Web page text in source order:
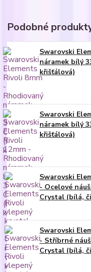
Podobné
Swarovski
náramek bílý
křišťálová)
Swarovski
náramek bílý
křišťálová)
Swarovski
- Ocelové
Crystal (bílá,
Swarovski
- Stříbrné
Crystal (bílá,